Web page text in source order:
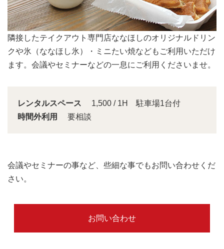
会議スペースは大きな窓から明るい日差しが入り込みま
す。
レンタルスペース
1,500 / 1H 駐車場1台付
時間外利用
要相談
会議やセミナーの事など、些細な事でもお問い合わせくだ
さい。
お問い合わせ